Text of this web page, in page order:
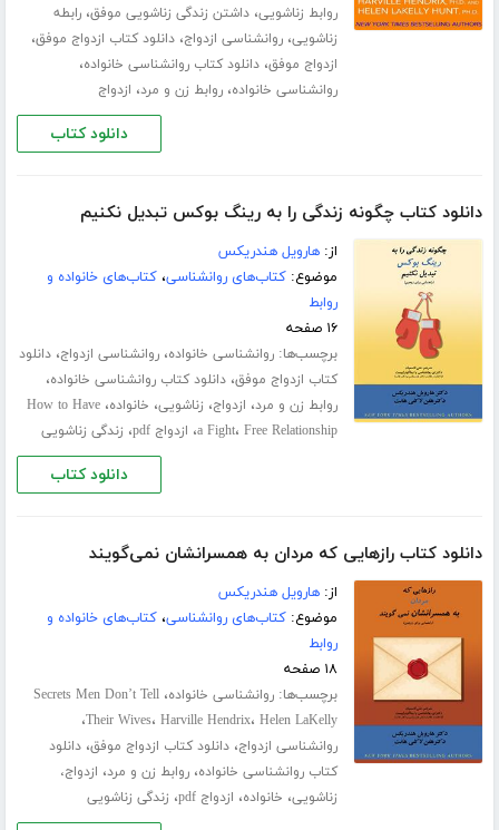
روابط زناشویی،داشتن زندگی زناشویی موفق،رابطه
زناشویی،روانشناسی ازدواج،دانلود کتاب ازدواج موفق،
ازدواج موفق،دانلود کتاب روانشناسی خانواده،
روانشناسی خانواده،روابط زن و مرد، ازدواج
دانلود کتاب
دانلود کتاب چگونه زندگی را به رینگ بوکس تبدیل نکنیم
از:هارویل هندریکس
موضوع:کتاب‌های روانشناسی،کتاب‌های خانواده و
روابط
۱۶ صفحه
برچسب‌ها:روانشناسی خانواده،روانشناسی ازدواج،دانلود
کتاب ازدواج موفق،دانلود کتاب روانشناسی خانواده،
روابط زن و مرد، ازدواج، زناشویی، خانواده،How to Have
a Fight، Free Relationship ، ازدواج pdf ، زندگی زناشویی
دانلود کتاب
دانلود کتاب رازهایی که مردان به همسرانشان نمی‌گویند
از:هارویل هندریکس
موضوع:کتاب‌های روانشناسی،کتاب‌های خانواده و
روابط
۱۸ صفحه
برچسب‌ها:روانشناسی خانواده،Secrets Men Don’t Tell
Their Wives، Harville Hendrix، Helen LaKelly ،
روانشناسی ازدواج،دانلود کتاب ازدواج موفق،دانلود
کتاب روانشناسی خانواده،روابط زن و مرد، ازدواج،
زناشویی، خانواده، ازدواج pdf ، زندگی زناشویی